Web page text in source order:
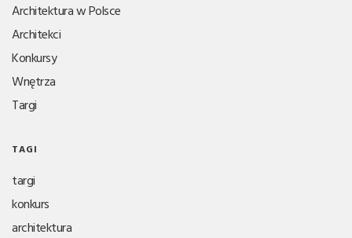
Architektura w Polsce
Architekci
Konkursy
Wnętrza
Targi
TAGI
targi
konkurs
architektura